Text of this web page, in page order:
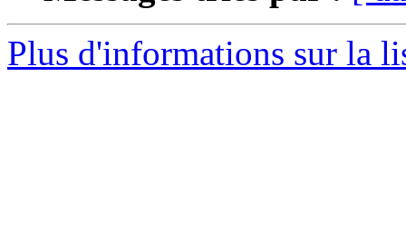
Plus d'informations sur la